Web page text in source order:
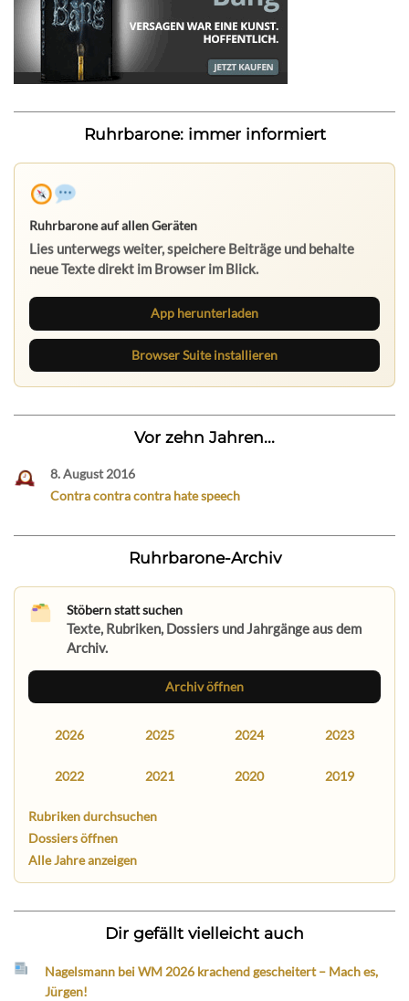
Ruhrbarone: immer informiert
Ruhrbarone auf allen Geräten
Lies unterwegs weiter, speichere Beiträge und behalte
neue Texte direkt im Browser im Blick.
App herunterladen
Browser Suite installieren
Vor zehn Jahren...
8. August 2016
Contra contra contra hate speech
Ruhrbarone-Archiv
Stöbern statt suchen
Texte, Rubriken, Dossiers und Jahrgänge aus dem
Archiv.
Archiv öffnen
2026 2025 2024 2023
2022 2021 2020 2019
Rubriken durchsuchen
Dossiers öffnen
Alle Jahre anzeigen
Dir gefällt vielleicht auch
Nagelsmann bei WM 2026 krachend gescheitert – Mach es,
Jürgen!